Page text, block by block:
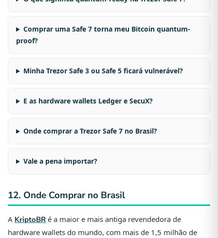
Comprar uma Safe 7 torna meu Bitcoin quantum-
proof?
Minha Trezor Safe 3 ou Safe 5 ficará vulnerável?
E as hardware wallets Ledger e SecuX?
Onde comprar a Trezor Safe 7 no Brasil?
Vale a pena importar?
12. Onde Comprar no Brasil
A KriptoBR é a maior e mais antiga revendedora de
hardware wallets do mundo, com mais de 1,5 milhão de